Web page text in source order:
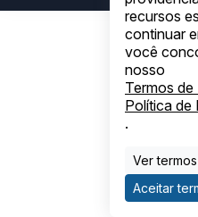
recursos
continuar
você
nosso
Termos de
Política de
.
Ver termos
Aceitar